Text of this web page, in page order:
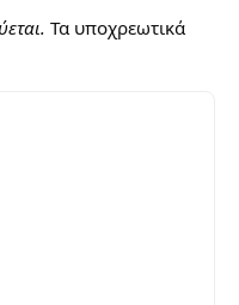
Τα υποχρεωτικά